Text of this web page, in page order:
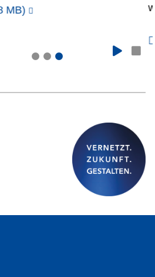
wirtschaftlicher und